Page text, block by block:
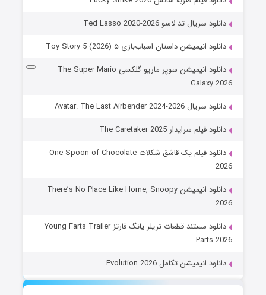
دانلود سریال تد لاسو Ted Lasso 2020-2026
دانلود انیمیشن داستان اسباب‌بازی ۵ Toy Story 5 (2026)
دانلود انیمیشن سوپر ماریو گلکسی The Super Mario
Galaxy 2026
دانلود سریال Avatar: The Last Airbender 2024-2026
دانلود فیلم سرایدار The Caretaker 2025
دانلود فیلم یک قاشق شکلات One Spoon of Chocolate
2026
دانلود انیمیشن There’s No Place Like Home, Snoopy
2026
دانلود مستند قطعات تریلر یانگ فارتز Young Farts Trailer
Parts 2026
دانلود انیمیشن تکامل Evolution 2026